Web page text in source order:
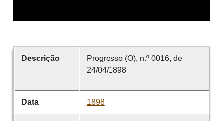
Descrição
Progresso (O), n.º 0016, de
24/04/1898
Data 1898